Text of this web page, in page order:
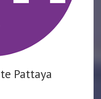
Pattaya